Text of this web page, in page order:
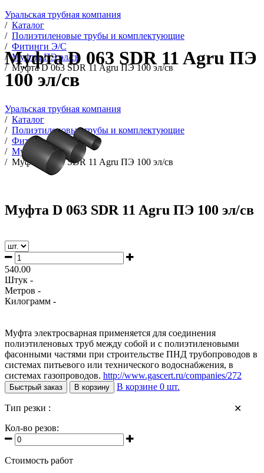
Уральская трубная компания
/ Каталог
/ Полиэтиленовые трубы и комплектующие
/ Фитинги Э/С
/ Муфты ПЭ эл/св
/ Муфта D 063 SDR 11 Agru ПЭ 100 эл/св
Муфта D 063 SDR 11 Agru ПЭ
100 эл/св
Уральская трубная компания
/ Каталог
/ Полиэтиленовые трубы и комплектующие
/ Фитинги Э/С
/ Муфты ПЭ эл/св
/ Муфта D 063 SDR 11 Agru ПЭ 100 эл/св
Муфта D 063 SDR 11 Agru ПЭ 100 эл/св
540.00
Штук -
Метров -
Килограмм -
Муфта электросварная применяется для соединения
полиэтиленовых труб между собой и с полиэтиленовыми
фасонными частями при строительстве ПНД трубопроводов в
системах питьевого или технического водоснабжения, в
системах газопроводов. http://www.gascert.ru/companies/272
Быстрый заказ В корзину В корзине 0 шт.
✕
Тип резки :
Кол-во резов:
Стоимость работ